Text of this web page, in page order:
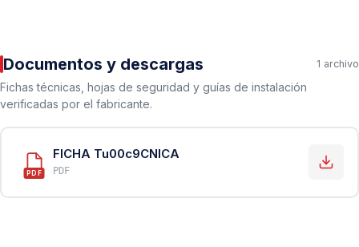
Documentos y descargas 1 archivo
Fichas técnicas, hojas de seguridad y guías de instalación
verificadas por el fabricante.
PDF
FICHA Tu00c9CNICA
PDF